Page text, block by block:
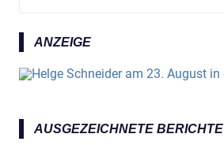
e
ANZEIGE
AUSGEZEICHNETE BERICHTE